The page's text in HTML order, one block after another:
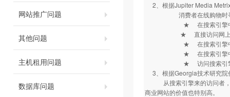
网站推广问题
其他问题
主机租用问题
数据库问题
2、根据Jupiter Media
消费者在线购物时寻找
★ 在搜索引擎中输
★ 直接访问网上商
★ 在搜索引擎中输
★ 在搜索引擎中输
★ 访问搜索引擎
3、根据Georgia技术研究院
从搜索引擎来的访问者，新
商业网站的价值也特别高。